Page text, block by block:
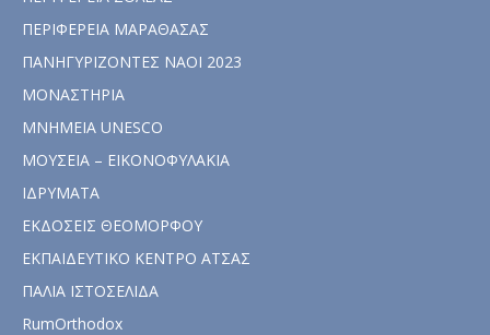
ΠΕΡΙΦΕΡΕΙΑ ΜΑΡΑΘΑΣΑΣ
ΠΑΝΗΓΥΡΙΖΟΝΤΕΣ ΝΑΟΙ 2023
ΜΟΝΑΣΤΗΡΙΑ
ΜΝΗΜΕΙΑ UNESCO
ΜΟΥΣΕΙΑ – ΕΙΚΟΝΟΦΥΛΑΚΙΑ
ΙΔΡΥΜΑΤΑ
ΕΚΔΟΣΕΙΣ ΘΕΟΜΟΡΦΟΥ
ΕΚΠΑΙΔΕΥΤΙΚΟ ΚΕΝΤΡΟ ΑΤΣΑΣ
ΠΑΛΙΑ ΙΣΤΟΣΕΛΙΔΑ
RumOrthodox